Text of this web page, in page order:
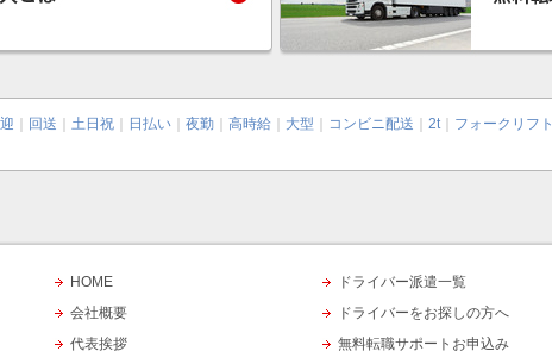
回送 土日祝 日払い 夜勤 高時給 大型 コンビニ配送 2t｜ フォークリフト
HOME
会社概要
代表挨拶
ドライバー派遣一覧
ドライバーをお探しの方へ
無料転職サポートお申込み